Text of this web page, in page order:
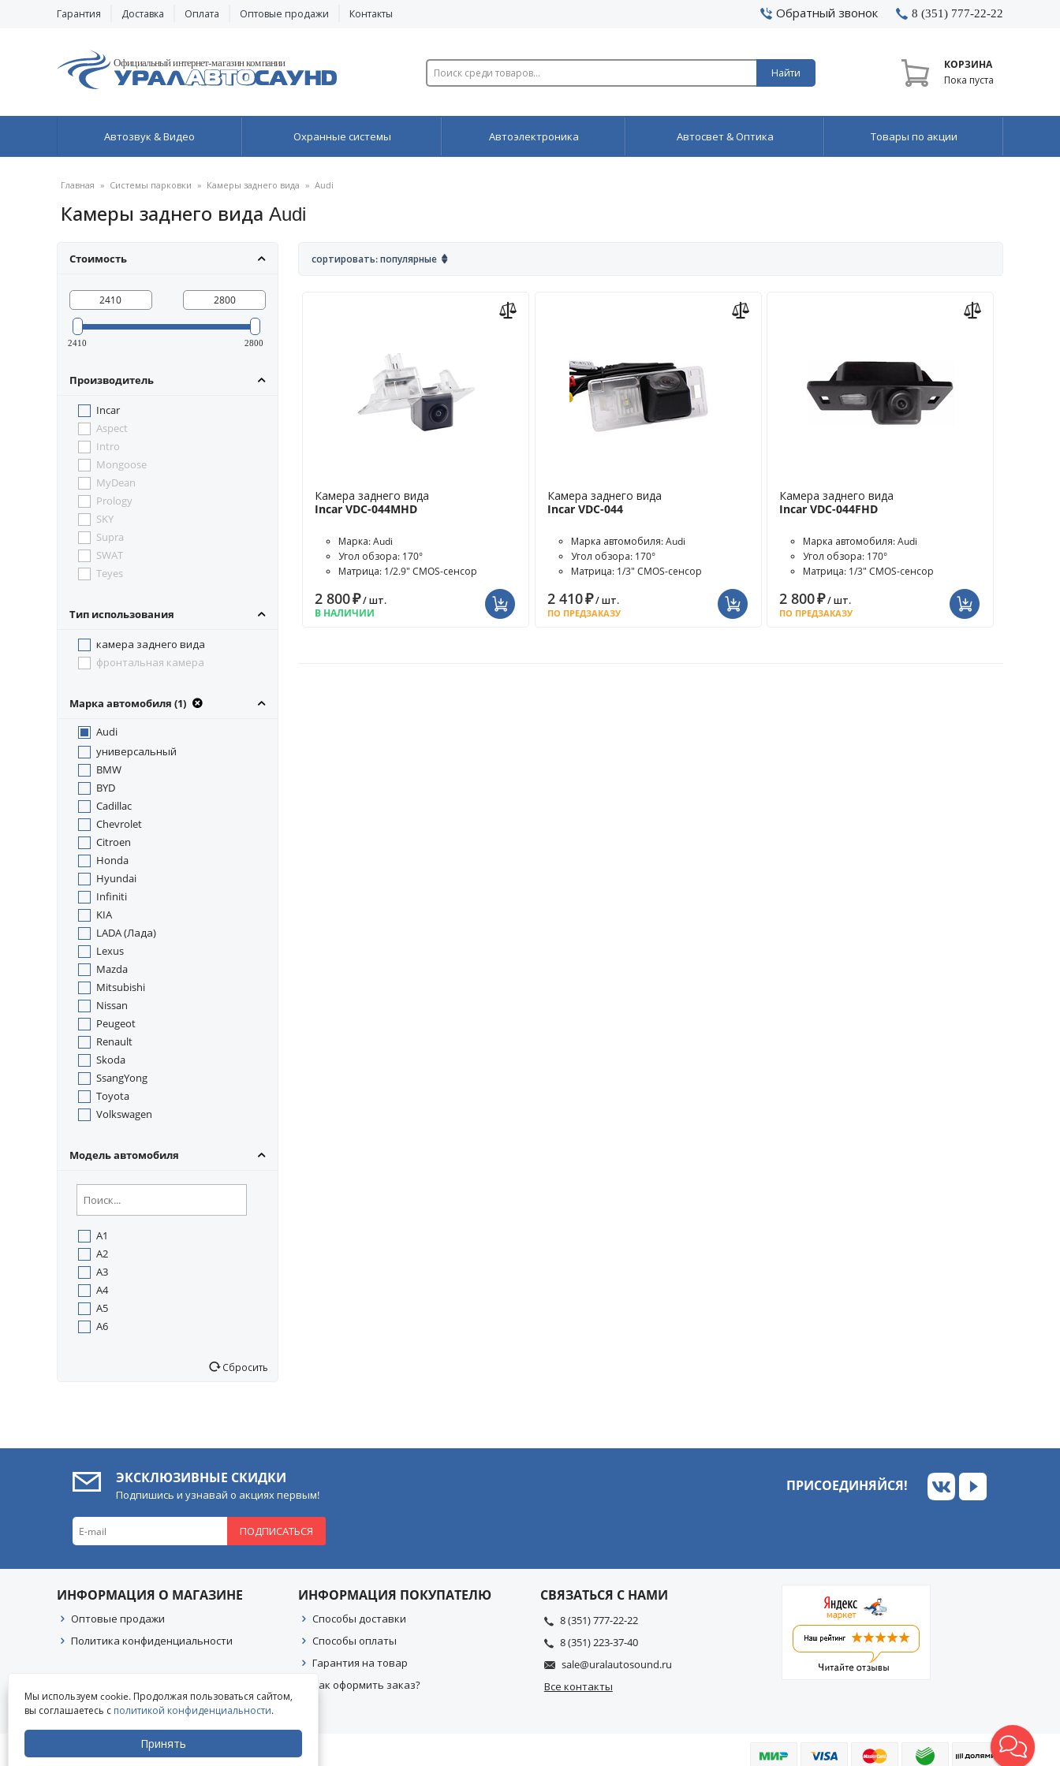
Гарантия Доставка Оплата Оптовые продажи Контакты Обратный звонок 8 (351) 777-22-22
Найти
КОРЗИНА
Пока пуста
Автозвук & Видео Охранные системы Автоэлектроника Автосвет & Оптика Товары по акции
Главная » Системы парковки » Камеры заднего вида » Audi
Камеры заднего вида Audi
Стоимость
2410 2800
Производитель
Incar
Aspect
Intro
Mongoose
MyDean
Prology
SKY
Supra
SWAT
Teyes
Тип использования
камера заднего вида
фронтальная камера
Марка автомобиля (1)
Audi
универсальный
BMW
BYD
Cadillac
Chevrolet
Citroen
Honda
Hyundai
Infiniti
KIA
LADA (Лада)
Lexus
Mazda
Mitsubishi
Nissan
Peugeot
Renault
Skoda
SsangYong
Toyota
Volkswagen
Модель автомобиля
A1
A2
A3
A4
A5
A6
207
3
307
407
5
Amarok
ASX
C-HR
Camry
Сбросить
сортировать: популярные
Камера заднего вида
Incar VDC-044MHD
Марка: Audi
Угол обзора: 170°
Матрица: 1/2.9" CMOS-сенсор
2 800₽/ шт.
В НАЛИЧИИ
Камера заднего вида
Incar VDC-044
Марка автомобиля: Audi
Угол обзора: 170°
Матрица: 1/3" CMOS-сенсор
2 410₽/ шт.
ПО ПРЕДЗАКАЗУ
Камера заднего вида
Incar VDC-044FHD
Марка автомобиля: Audi
Угол обзора: 170°
Матрица: 1/3" CMOS-сенсор
2 800₽/ шт.
ПО ПРЕДЗАКАЗУ
ЭКСКЛЮЗИВНЫЕ СКИДКИ
Подпишись и узнавай о акциях первым!
ПОДПИСАТЬСЯ
ПРИСОЕДИНЯЙСЯ!
ИНФОРМАЦИЯ О МАГАЗИНЕ
Оптовые продажи
Политика конфиденциальности
ИНФОРМАЦИЯ ПОКУПАТЕЛЮ
Способы доставки
Способы оплаты
Гарантия на товар
Как оформить заказ?
СВЯЗАТЬСЯ С НАМИ
8 (351) 777-22-22
8 (351) 223-37-40
sale@uralautosound.ru
Все контакты
© 2004-2026 «УралАвтоСаунд»
Написать в ВКонтакте
Написать в MAX
Мы используем cookie. Продолжая пользоваться сайтом,
вы соглашаетесь с политикой конфиденциальности.
Принять